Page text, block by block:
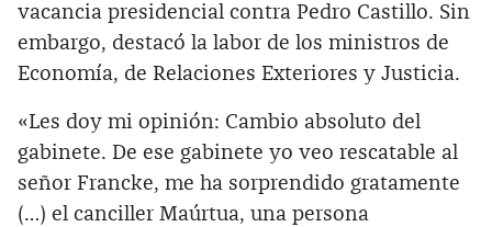
vacancia presidencial contra Pedro Castillo. Sin
embargo, destacó la labor de los ministros de
Economía, de Relaciones Exteriores y Justicia.
«Les doy mi opinión: Cambio absoluto del
gabinete. De ese gabinete yo veo rescatable al
señor Francke, me ha sorprendido gratamente
(…) el canciller Maúrtua, una persona